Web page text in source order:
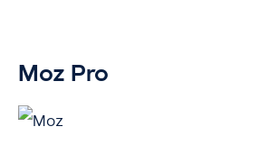
Moz Pro